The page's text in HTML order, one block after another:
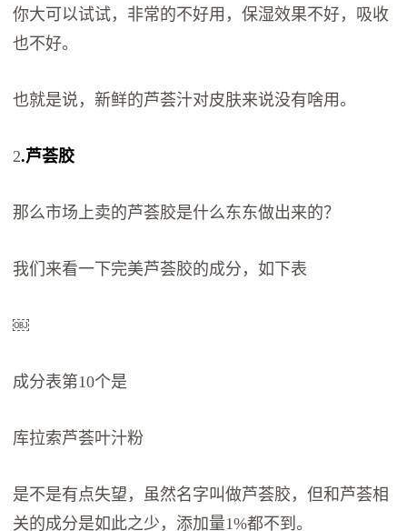
你大可以试试，非常的不好用，保湿效果不好，吸收
也不好。
也就是说，新鲜的芦荟汁对皮肤来说没有啥用。
2.芦荟胶
那么市场上卖的芦荟胶是什么东东做出来的？
我们来看一下完美芦荟胶的成分，如下表
￼
成分表第10个是
库拉索芦荟叶汁粉
是不是有点失望，虽然名字叫做芦荟胶，但和芦荟相
关的成分是如此之少，添加量1%都不到。